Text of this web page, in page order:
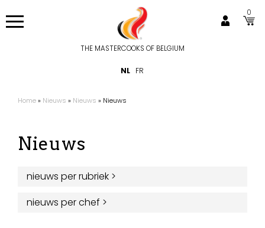
en
THE MASTERCOOKS OF BELGIUM
0
NL FR
Kruimelpad
Home Nieuws Nieuws Nieuws
Nieuws
nieuws per rubriek >
nieuws per chef >